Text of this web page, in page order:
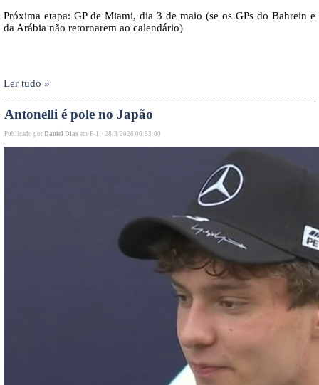
Próxima etapa: GP de Miami, dia 3 de maio (se os GPs do Bahrein e
da Arábia não retornarem ao calendário)
Ler tudo »
Antonelli é pole no Japão
Publicado por Daniel Dias em F-1 · 28/3/2026 06:53:00